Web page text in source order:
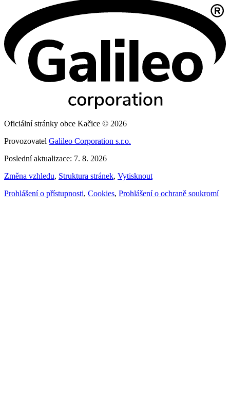
Oficiální stránky obce Kačice © 2026
Provozovatel Galileo Corporation s.r.o.
Poslední aktualizace: 7. 8. 2026
Změna vzhledu, Struktura stránek, Vytisknout
Prohlášení o přístupnosti, Cookies, Prohlášení o ochraně soukromí